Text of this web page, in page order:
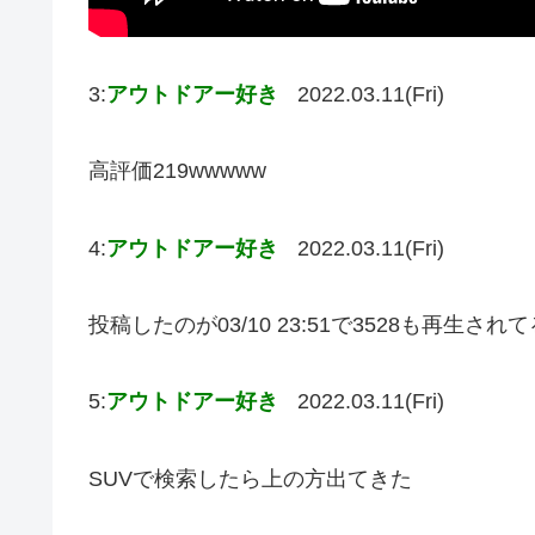
3:アウトドアー好き 2022.03.11(Fri)
高評価219wwwww
4:アウトドアー好き 2022.03.11(Fri)
投稿したのが03/10 23:51で3528も再生され
5:アウトドアー好き 2022.03.11(Fri)
SUVで検索したら上の方出てきた